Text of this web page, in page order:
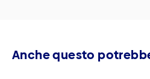
Anche questo